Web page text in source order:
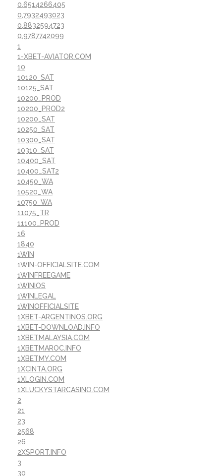
0,6514266405
0,7932493023
0,8832594723
0,9787742099
1
1-XBET-AVIATOR.COM
10
10120_SAT
10125_SAT
10200_PROD
10200_PROD2
10200_SAT
10250_SAT
10300_SAT
10310_SAT
10400_SAT
10400_SAT2
10450_WA
10520_WA
10750_WA
11075_TR
11100_PROD
16
1840
1WIN
1WIN-OFFICIALSITE.COM
1WINFREEGAME
1WINIOS
1WINLEGAL
1WINOFFICIALSITE
1XBET-ARGENTINOS.ORG
1XBET-DOWNLOAD.INFO
1XBETMALAYSIA.COM
1XBETMAROC.INFO
1XBETMY.COM
1XCINTA.ORG
1XLOGIN.COM
1XLUCKYSTARCASINO.COM
2
21
23
2568
26
2XSPORT.INFO
3
30